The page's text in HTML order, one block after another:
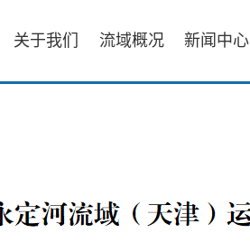
关于我们 流域概况 新闻中心